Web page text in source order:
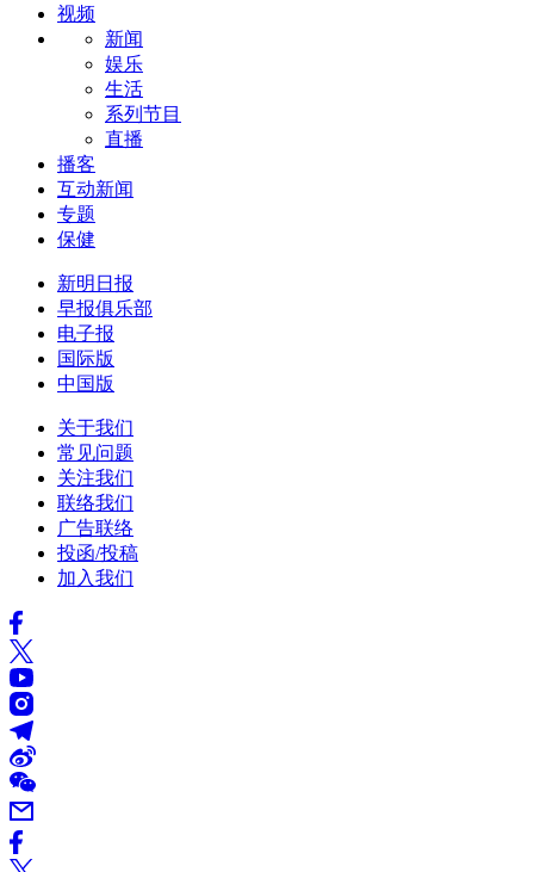
视频
新闻
娱乐
生活
系列节目
直播
播客
互动新闻
专题
保健
新明日报
早报俱乐部
电子报
国际版
中国版
关于我们
常见问题
关注我们
联络我们
广告联络
投函/投稿
加入我们